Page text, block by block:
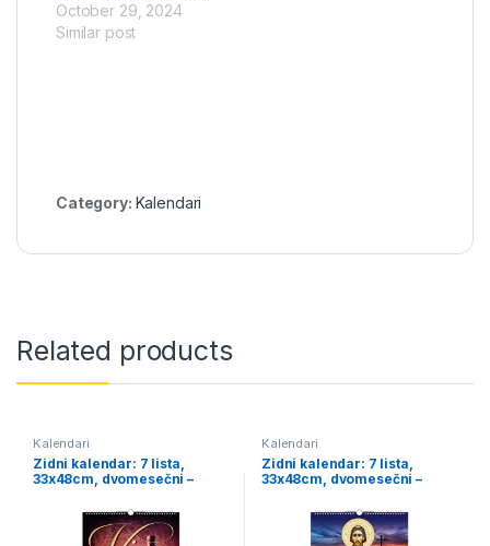
October 29, 2024
Similar post
Category: Kalendari
Related products
Kalendari
Zidni kalendar: 7 lista,
33x48cm, dvomesečni –
Kalendari
Zidni kalendar: 7 lista,
33x48cm, dvomesečni –